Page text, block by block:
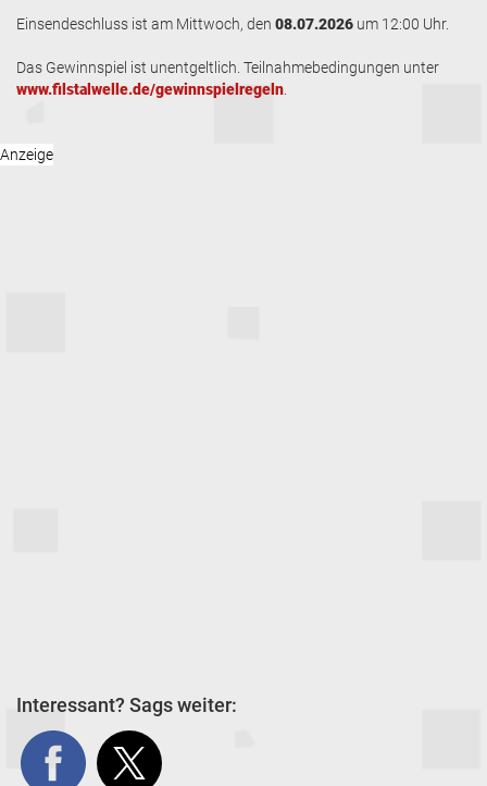
Einsendeschluss ist am Mittwoch, den 08.07.2026 um 12:00 Uhr.
Das Gewinnspiel ist unentgeltlich. Teilnahmebedingungen unter
www.filstalwelle.de/gewinnspielregeln.
Interessant? Sags weiter: